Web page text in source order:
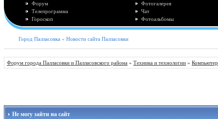
Форум
Телепрограмма
Гороскоп
Фотогалерея
Чат
Фотоальбомы
Город Палласовка » Новости сайта Палласовки
Форум города Палласовки и Палласовского района » Техника и технологии »
Не могу зайти на сайт